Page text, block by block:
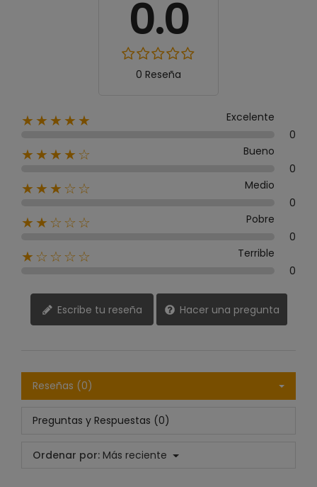
0.0
0 Reseña
★★★★★
Excelente
0
★★★★☆
Bueno
0
★★★☆☆
Medio
0
★★☆☆☆
Pobre
0
★☆☆☆☆
Terrible
0
Escribe tu reseña Hacer una pregunta
Reseñas (0)
Preguntas y Respuestas (0)
Ordenar por: Más reciente